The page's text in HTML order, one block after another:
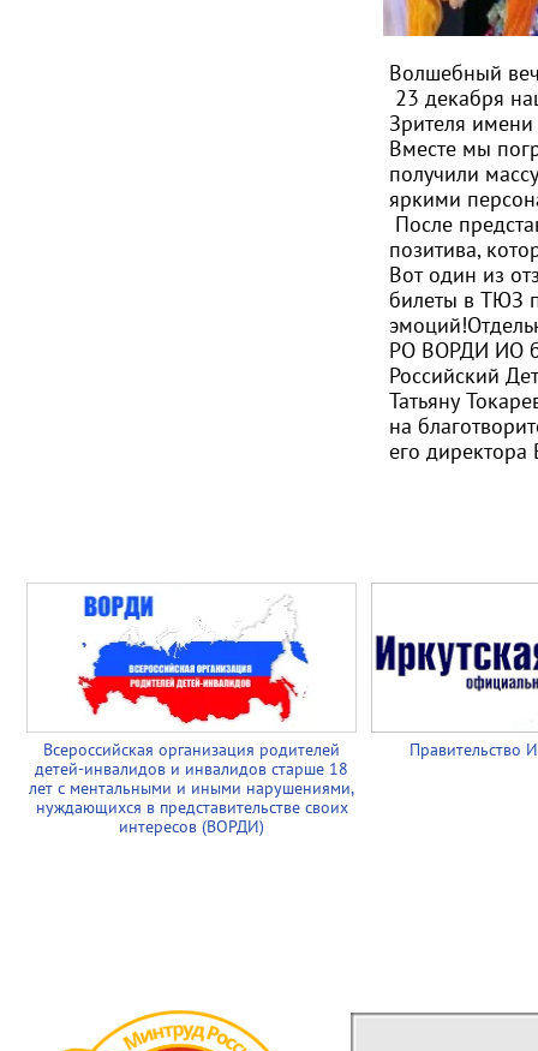
Волшебный
23 декабря
Зрителя
Вместе мы
получили
яркими
После
позитива,
Вот один из
билеты в ТЮЗ
РО ВОРДИ ИО
Российский
Татьяну
на
его директора
Всероссийская организация родителей
детей-инвалидов и инвалидов старше 18
лет с ментальными и иными нарушениями,
нуждающихся в представительстве своих
интересов (ВОРДИ)
Правительство